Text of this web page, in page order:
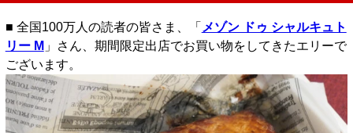
■ 全国100万人の読者の皆さま、「 メゾン ドゥ シャルキュト
リー M 」さん、期間限定出店でお買い物をしてきたエリーで
ございます。